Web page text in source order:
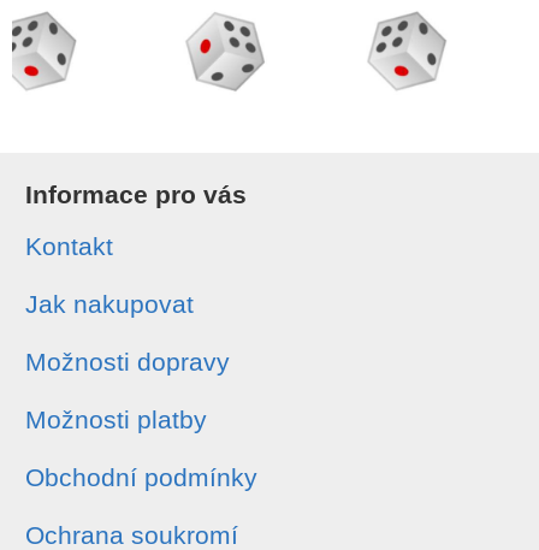
Informace pro vás
Kontakt
Jak nakupovat
Možnosti dopravy
Možnosti platby
Obchodní podmínky
Ochrana soukromí